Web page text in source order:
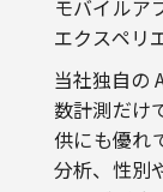
当社独自の
数計測だ
供にも優れ
分析、性別
て、ビジネ
す。